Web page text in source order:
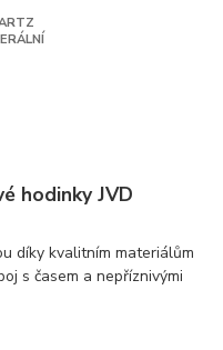
hodinky JVD
díky kvalitním materiálům
s časem a nepříznivými